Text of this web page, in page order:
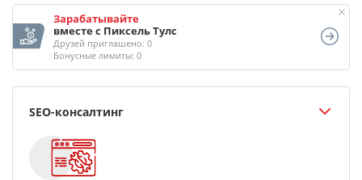
Зарабатывайте
вместе с Пиксель Тулс
Друзей приглашено: 0
Бонусные лимиты: 0
SEO-консалтинг